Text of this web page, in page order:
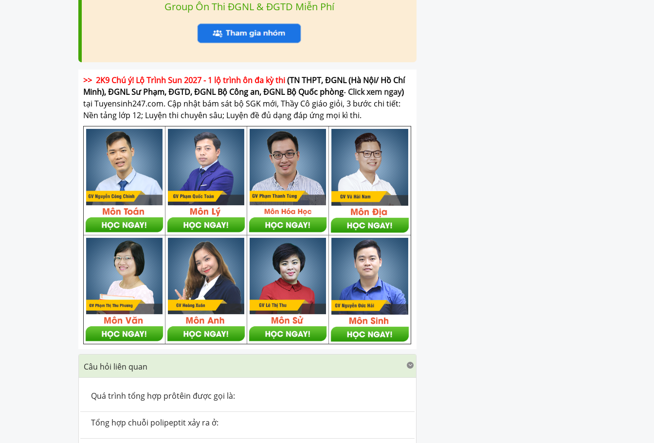
Group Ôn Thi ĐGNL & ĐGTD Miễn Phí
>> 2K9 Chú ý! Lộ Trình Sun 2027 - 1 lộ trình ôn đa kỳ thi(TN THPT, ĐGNL (Hà Nội/ Hồ Chí
Minh), ĐGNL Sư Phạm, ĐGTD, ĐGNL Bộ Công an, ĐGNL Bộ Quốc phòng- Click xem ngay)
tại Tuyensinh247.com. Cập nhật bám sát bộ SGK mới, Thầy Cô giáo giỏi, 3 bước chi tiết:
Nền tảng lớp 12; Luyện thi chuyên sâu; Luyện đề đủ dạng đáp ứng mọi kì thi.
Câu hỏi liên quan
Quá trình tổng hợp prôtêin được gọi là:
Tổng hợp chuỗi polipeptit xảy ra ở: